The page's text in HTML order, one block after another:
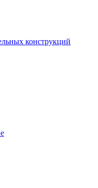
конструкций